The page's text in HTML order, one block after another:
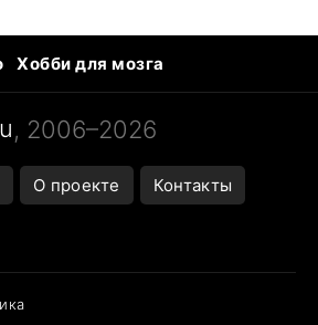
Хобби для мозга
в океанариуме
, 2006–2026
О проекте Контакты